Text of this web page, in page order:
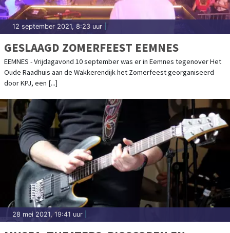
12 september 2021, 8:23 uur
GESLAAGD ZOMERFEEST EEMNES
EEMNES - Vrijdagavond 10 september was er in Eemnes tegenover Het
Oude Raadhuis aan de Wakkerendijk het Zomerfeest georganiseerd
door KPJ, een [...]
28 mei 2021, 19:41 uur